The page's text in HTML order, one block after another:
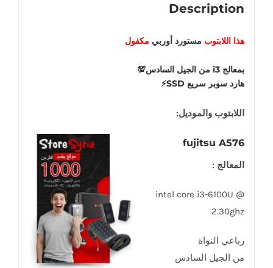
Description
هذا اللابتوب مستورد أوربي مكفول
بمعالج i3 من الجيل السادس💯
هارد سوبر سريع SSD⚡️
اللابتوب والموديل:
fujitsu A576
المعالج :
intel core i3-6100U @
2.30ghz
رباعي النواة
من الجيل السادس